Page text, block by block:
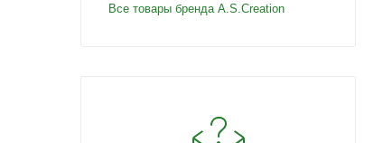
Все товары бренда A.S.Creation